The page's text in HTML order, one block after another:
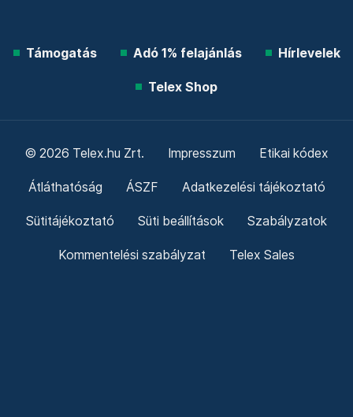
Támogatás Adó 1% felajánlás Hírlevelek
Telex Shop
© 2026 Telex.hu Zrt. Impresszum Etikai kódex
Átláthatóság ÁSZF Adatkezelési tájékoztató
Sütitájékoztató Süti beállítások Szabályzatok
Kommentelési szabályzat Telex Sales